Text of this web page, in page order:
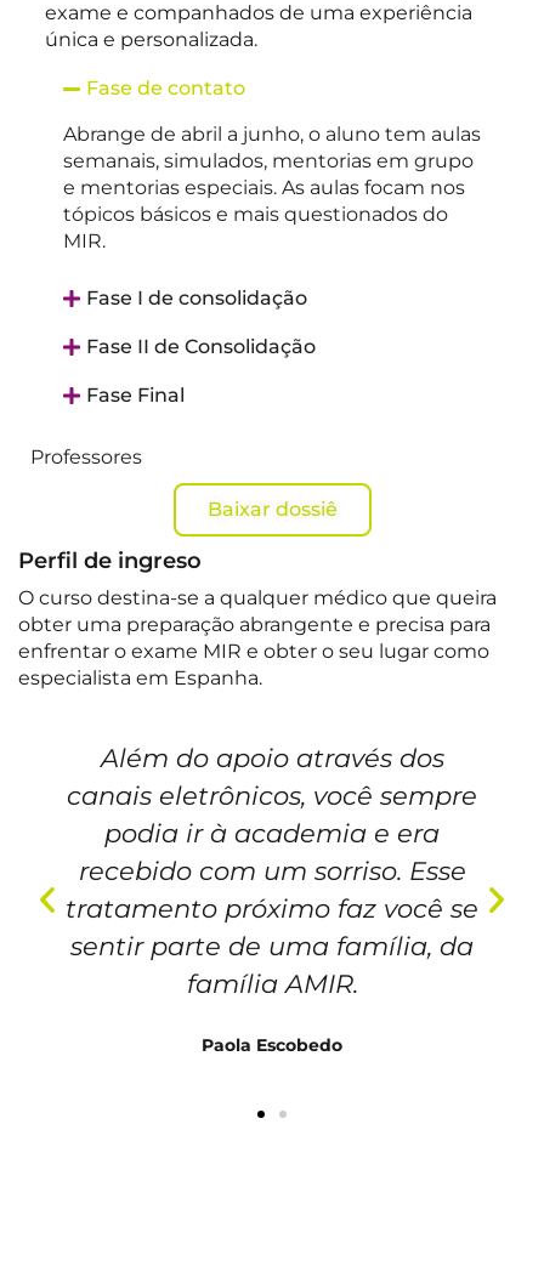
exame e companhados de uma experiência
única e personalizada.
Fase de contato
Abrange de abril a junho, o aluno tem aulas
semanais, simulados, mentorias em grupo
e mentorias especiais. As aulas focam nos
tópicos básicos e mais questionados do
MIR.
Fase I de consolidação
Fase II de Consolidação
Fase Final
Professores
Baixar dossiê
Perfil de ingreso
O curso destina-se a qualquer médico que queira
obter uma preparação abrangente e precisa para
enfrentar o exame MIR e obter o seu lugar como
especialista em Espanha.
Além do apoio através dos
canais eletrônicos, você sempre
podia ir à academia e era
recebido com um sorriso. Esse
tratamento próximo faz você se
sentir parte de uma família, da
família AMIR.
Paola Escobedo